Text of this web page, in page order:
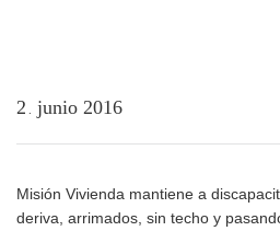
2 junio 2016
Misión Vivienda mantiene a
deriva, arrimados, sin techo y